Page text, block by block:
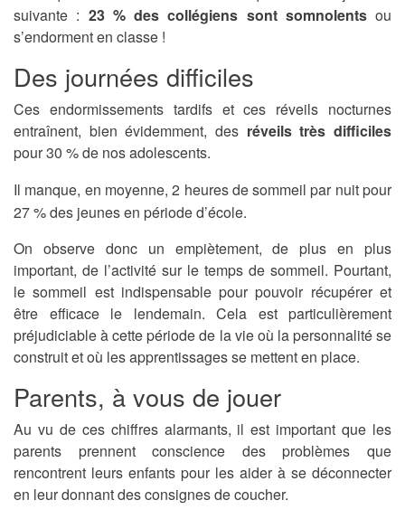
suivante : 23 % des collégiens sont somnolents ou
s’endorment en classe !
Des journées difficiles
Ces endormissements tardifs et ces réveils nocturnes
entraînent, bien évidemment, des réveils très difficiles
pour 30 % de nos adolescents.
Il manque, en moyenne, 2 heures de sommeil par nuit pour
27 % des jeunes en période d’école.
On observe donc un empiètement, de plus en plus
important, de l’activité sur le temps de sommeil. Pourtant,
le sommeil est indispensable pour pouvoir récupérer et
être efficace le lendemain. Cela est particulièrement
préjudiciable à cette période de la vie où la personnalité se
construit et où les apprentissages se mettent en place.
Parents, à vous de jouer
Au vu de ces chiffres alarmants, il est important que les
parents prennent conscience des problèmes que
rencontrent leurs enfants pour les aider à se déconnecter
en leur donnant des consignes de coucher.